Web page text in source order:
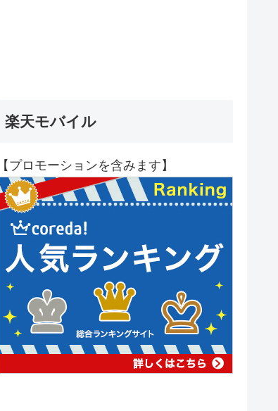
楽天モバイル
【プロモーションを含みます】